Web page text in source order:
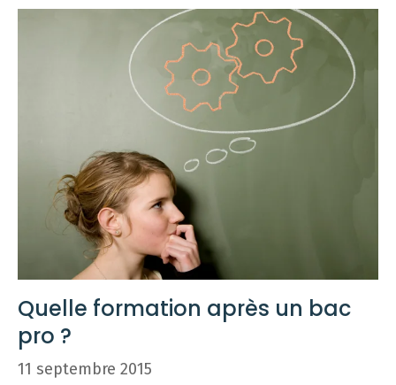
Quelle formation après un bac
pro ?
11 septembre 2015